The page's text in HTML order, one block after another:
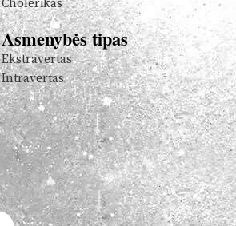
Cholerikas
Asmenybės tipas
Ekstravertas
Intravertas